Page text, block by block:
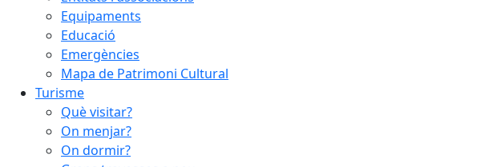
Equipaments
Educació
Emergències
Mapa de Patrimoni Cultural
Turisme
Què visitar?
On menjar?
On dormir?